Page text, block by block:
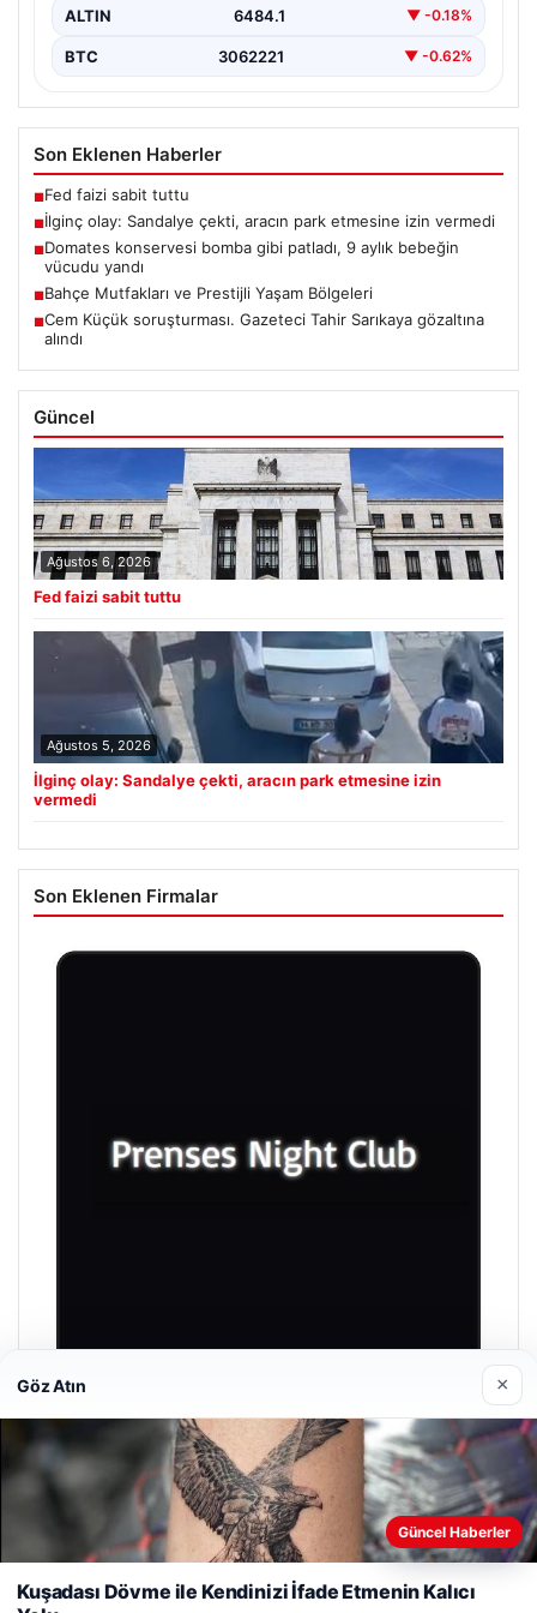
ALTIN 6484.1 ▼ -0.18%
BTC 3062221 ▼ -0.62%
Son Eklenen Haberler
■Fed faizi sabit tuttu
■İlginç olay: Sandalye çekti, aracın park etmesine izin vermedi
■Domates konservesi bomba gibi patladı, 9 aylık bebeğin
vücudu yandı
■Bahçe Mutfakları ve Prestijli Yaşam Bölgeleri
■Cem Küçük soruşturması. Gazeteci Tahir Sarıkaya gözaltına
alındı
Güncel
Ağustos 6, 2026
Fed faizi sabit tuttu
Ağustos 5, 2026
İlginç olay: Sandalye çekti, aracın park etmesine izin
vermedi
Son Eklenen Firmalar
Prenses Night Club
Nisan 29, 2026
Web sitemizi nasıl kullandığınızı daha iyi anlayabilmek,
kullanıyoruz.Çerez Politikamız
Göz Atın ×
Güncel Haberler
Kuşadası Dövme ile Kendinizi İfade Etmenin Kalıcı